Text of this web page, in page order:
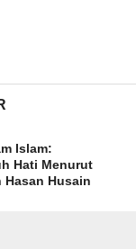
Islam:
Hati Menurut
Hasan Husain